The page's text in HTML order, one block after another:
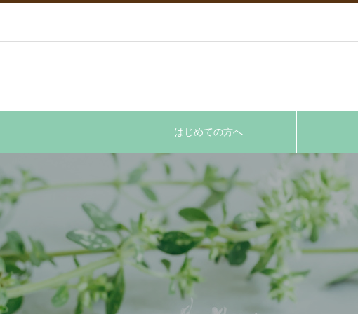
はじめての方へ